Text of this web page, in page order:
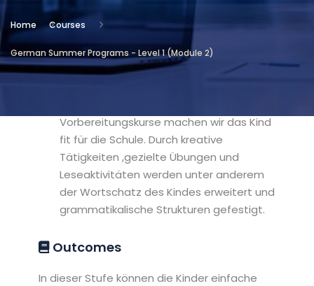
Home Courses
German Summer Programs - Level 1 (Module 2)
Community Services & Continuing
Education - Alexandria
Objectives
Vorbereitungskurse machen wir das Kind
fit für die Schule. Durch kreative
Tätigkeiten ,gezielte Übungen und
Leseaktivitäten werden unter anderem
der Wortschatz des Kindes erweitert und
grammatikalische Strukturen gefestigt.
Outcomes
In dieser Stufe können die Kinder einfache